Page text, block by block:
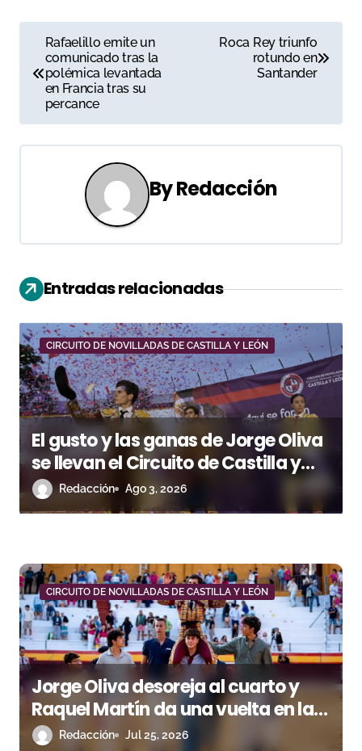
a
e
c
i
ó
n
d
e
e
n
t
a
d
a
s
Rafaelillo emite un
comunicado tras la
polémica levantada
en Francia tras su
percance
Roca Rey triunfo
rotundo en
Santander
ByRedacción
Entradas relacionadas
CIRCUITO DE NOVILLADAS DE CASTILLA Y LEÓN
El gusto y las ganas de Jorge Oliva
se llevan el Circuito de Castilla y
LeónRedacción Ago 3, 2026
CIRCUITO DE NOVILLADAS DE CASTILLA Y LEÓN
Jorge Oliva desoreja al cuarto y
Raquel Martín da una vuelta en la
semifinal de Roa de Duero
Redacción Jul 25, 2026